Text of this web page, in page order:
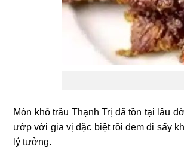
Món khô trâu Thạnh Trị đã tồn tại lâu
ướp với gia vị đặc biệt rồi đem đi sấy
lý tưởng.